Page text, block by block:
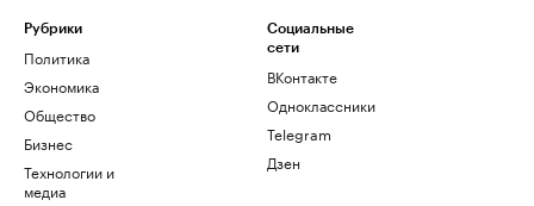
Рубрики
Политика
Экономика
Общество
Бизнес
Технологии и
медиа
Социальные
сети
ВКонтакте
Одноклассники
Telegram
Дзен